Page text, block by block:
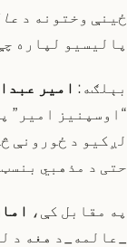
ځینې وختونه د
پالیسیو لپاره
بېلګه: امیر
“اوسپنیز امیر”
لږکیو د ځورونې
حتی د مذهبي
په مقابل کې، امان
_عالمه_د هغه د